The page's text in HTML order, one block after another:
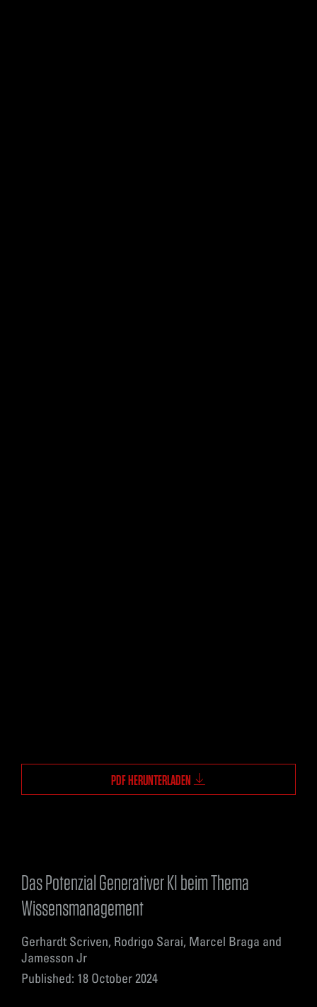
PDF HERUNTERLADEN
Das Potenzial Generativer KI beim Thema
Wissensmanagement
Gerhardt Scriven, Rodrigo Sarai, Marcel Braga and
Jamesson Jr
Published: 18 October 2024